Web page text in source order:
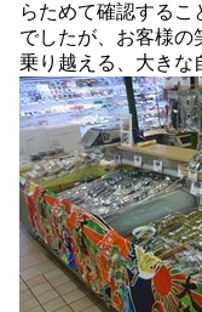
らためて確認するこ
でしたが、お客様の
乗り越える、大きな